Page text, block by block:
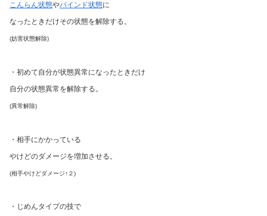
こんらん状態やバインド状態に
なったときだけその状態を解除する。
(妨害状態解除)
・初めて自分が状態異常になったときだけ
自分の状態異常を解除する。
(異常解除)
・相手にかかっている
やけどのダメージを増加させる。
(相手やけどダメージ↑２)
・じめんタイプの技で